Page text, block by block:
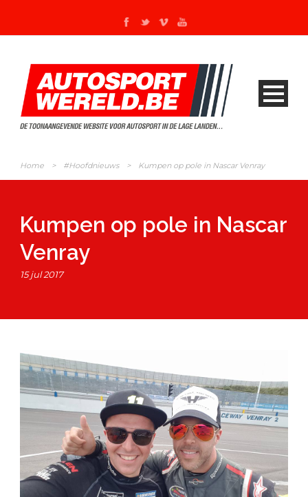
Home > #Hoofdnieuws > Kumpen op pole in Nascar Venray
Kumpen op pole in Nascar
Venray
15 jul 2017